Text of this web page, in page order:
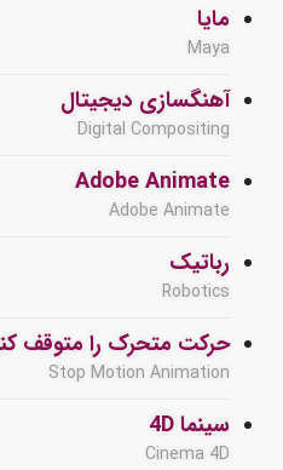
مایا
Maya
آهنگسازی دیجیتال
Digital Compositing
Adobe Animate
Adobe Animate
رباتیک
Robotics
حرکت متحرک را متوقف
Stop Motion Animation
سینما 4D
Cinema 4D